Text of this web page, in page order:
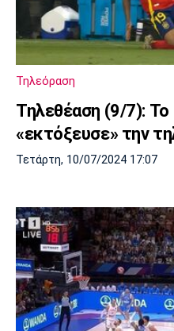
Τηλεόραση
Τηλεθέαση (9/7): Το
«εκτόξευσε» την
Τετάρτη, 10/07/2024 17:07